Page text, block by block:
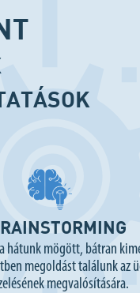
hátunk mögött, bátran
megoldást találunk az
megvalósítására.